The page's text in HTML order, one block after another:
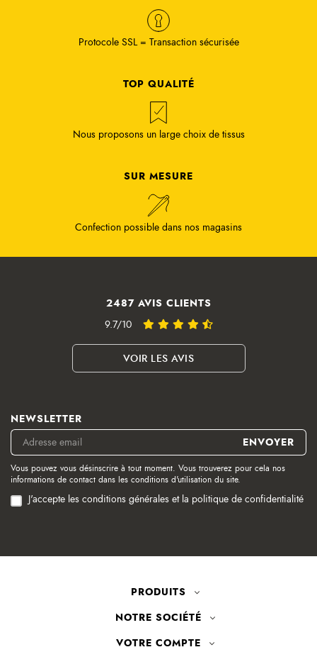
Protocole SSL = Transaction sécurisée
TOP QUALITÉ
Nous proposons un large choix de tissus
SUR MESURE
Confection possible dans nos magasins
2487 AVIS CLIENTS
9.7/10
VOIR LES AVIS
NEWSLETTER
Vous pouvez vous désinscrire à tout moment. Vous trouverez pour cela nos
informations de contact dans les conditions d'utilisation du site.
J'accepte les conditions générales et la politique de confidentialité
PRODUITS
NOTRE SOCIÉTÉ
VOTRE COMPTE